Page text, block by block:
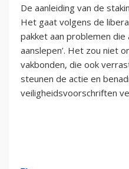
De aanleiding van de
Het gaat volgens de
pakket aan problemen die
aanslepen’. Het zou niet
vakbonden, die ook
steunen de actie en
veiligheidsvoorschriften